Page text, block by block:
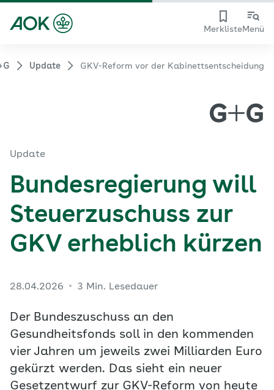
MerklisteMenü
Update GKV-Reform vor der Kabinettsentscheidung
Update
Bundesregierung will
Steuerzuschuss zur
GKV erheblich kürzen
28.04.2026 3 Min. Lesedauer
Der Bundeszuschuss an den
Gesundheitsfonds soll in den kommenden
vier Jahren um jeweils zwei Milliarden Euro
gekürzt werden. Das sieht ein neuer
Gesetzentwurf zur GKV-Reform von heute